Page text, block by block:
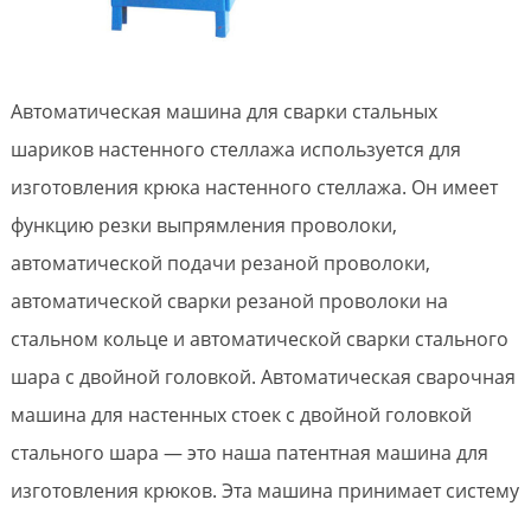
Автоматическая машина для сварки стальных
шариков настенного стеллажа используется для
изготовления крюка настенного стеллажа. Он имеет
функцию резки выпрямления проволоки,
автоматической подачи резаной проволоки,
автоматической сварки резаной проволоки на
стальном кольце и автоматической сварки стального
шара с двойной головкой. Автоматическая сварочная
машина для настенных стоек с двойной головкой
стального шара — это наша патентная машина для
изготовления крюков. Эта машина принимает систему